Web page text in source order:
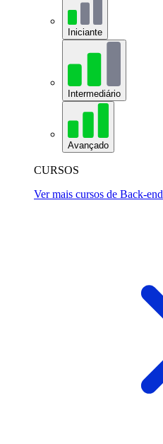
Iniciante
Intermediário
Avançado
CURSOS
Ver mais cursos de Back-end